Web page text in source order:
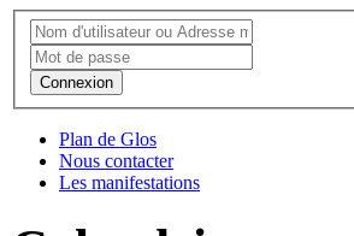
Connexion
Plan de Glos
Nous contacter
Les manifestations